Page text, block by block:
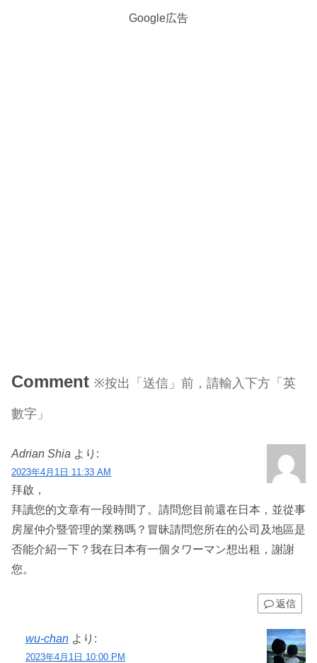
Google広告
Comment ※按出「送信」前，請輸入下方「英
數字」
Adrian Shia より:
2023年4月1日 11:33 AM
拜啟，
拜讀您的文章有一段時間了。請問您目前還在日本，並從事
房屋仲介暨管理的業務嗎？冒昧請問您所在的公司及地區是
否能介紹一下？我在日本有一個タワーマン想出租，謝謝
您。
返信
wu-chan より:
2023年4月1日 10:00 PM